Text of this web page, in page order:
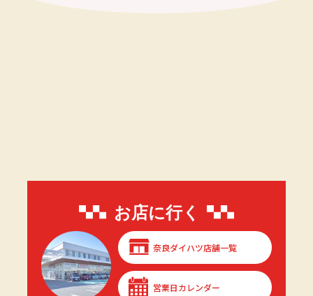
お店に行く
奈良ダイハツ店舗一覧
営業日カレンダー